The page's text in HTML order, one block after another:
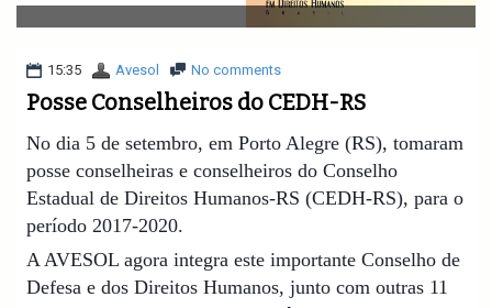
v
i
a
t
i
n
15:35 Avesol No comments
Posse Conselheiros do CEDH-RS
No dia 5 de setembro, em Porto Alegre (RS), tomaram
posse conselheiras e conselheiros do Conselho
Estadual de Direitos Humanos-RS (CEDH-RS), para o
período 2017-2020.
A AVESOL agora integra este importante Conselho de
Defesa e dos Direitos Humanos, junto com outras 11